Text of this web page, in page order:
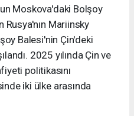
Moskova'daki Bolşoy
Mariinsky
Balesi'nin Çin'deki
2025 yılında Çin ve
politikasını
iki ülke arasında